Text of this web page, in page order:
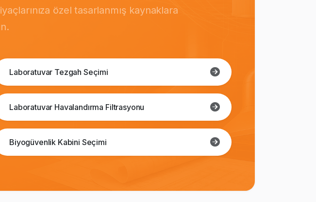
özel tasarlanmış kaynaklara
Laboratuvar Tezgah Seçimi
Laboratuvar Havalandırma Filtrasyonu
Biyogüvenlik Kabini Seçimi